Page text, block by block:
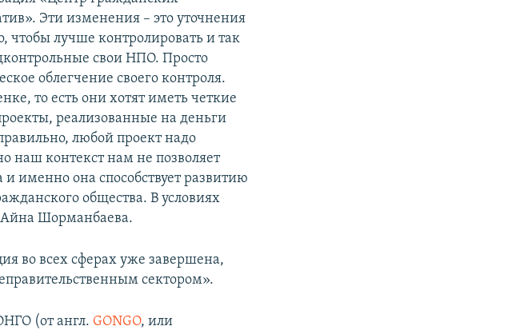
Эти изменения – это уточнения
чтобы лучше контролировать и так
свои НПО. Просто
облегчение своего контроля.
то есть они хотят иметь четкие
реализованные на деньги
любой проект надо
наш контекст нам не позволяет
и именно она способствует развитию
общества. В условиях
Айна Шорманбаева.
во всех сферах уже завершена,
сектором».
(от англ. GONGO, или